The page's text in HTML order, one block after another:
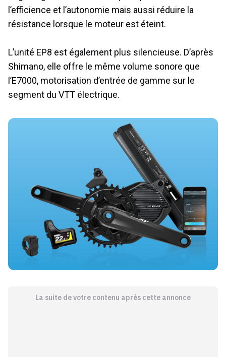
l’efficience et l’autonomie mais aussi réduire la
résistance lorsque le moteur est éteint.
L’unité EP8 est également plus silencieuse. D’après
Shimano, elle offre le même volume sonore que
l’E7000, motorisation d’entrée de gamme sur le
segment du VTT électrique.
La suite de votre contenu après cette annonce